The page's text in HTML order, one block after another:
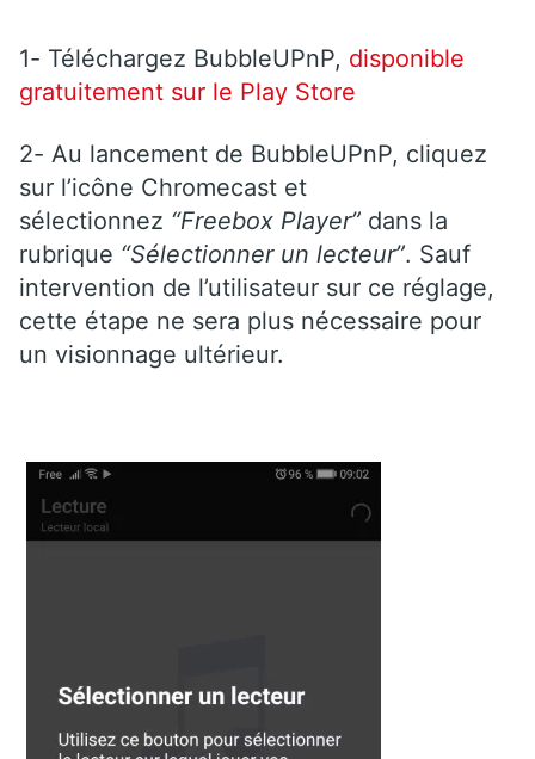
1- Téléchargez BubbleUPnP, disponible
gratuitement sur le Play Store
2- Au lancement de BubbleUPnP, cliquez
sur l’icône Chromecast et
sélectionnez “Freebox Player” dans la
rubrique “Sélectionner un lecteur”. Sauf
intervention de l’utilisateur sur ce réglage,
cette étape ne sera plus nécessaire pour
un visionnage ultérieur.